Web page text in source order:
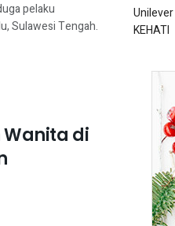
pelaku
Sulawesi Tengah.
Wanita di
KEHATI